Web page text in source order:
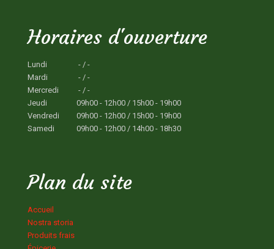
Horaires d'ouverture
Lundi
- / -
Mardi
- / -
Mercredi
- / -
Jeudi
09h00 - 12h00 / 15h00 - 19h00
Vendredi
09h00 - 12h00 / 15h00 - 19h00
Samedi
09h00 - 12h00 / 14h00 - 18h30
Plan du site
Accueil
Nostra storia
Produits frais